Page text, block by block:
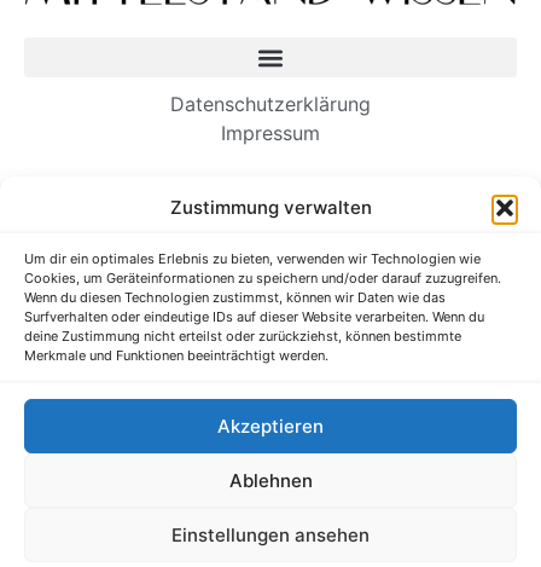
Zustimmung verwalten
Um dir ein optimales Erlebnis zu bieten, verwenden wir Technologien wie
Cookies, um Geräteinformationen zu speichern und/oder darauf zuzugreifen.
Wenn du diesen Technologien zustimmst, können wir Daten wie das
Surfverhalten oder eindeutige IDs auf dieser Website verarbeiten. Wenn du
deine Zustimmung nicht erteilst oder zurückziehst, können bestimmte
Merkmale und Funktionen beeinträchtigt werden.
Akzeptieren
Ablehnen
Einstellungen ansehen
Datenschutzerklärung
Impressum
Neueste Beiträge
Unternehmen aufbauen
Es ist Zeit, unsere Kommunikation am
Arbeitsplatz zu straffen
Verborgene Talente im Ausbildungssystem
Forschung: Wenn zusätzliche Anstrengungen Sie
in Ihrem Job schlechter machen
Alle Rechte vorbehalten @ Mittelstand-Wissen.de